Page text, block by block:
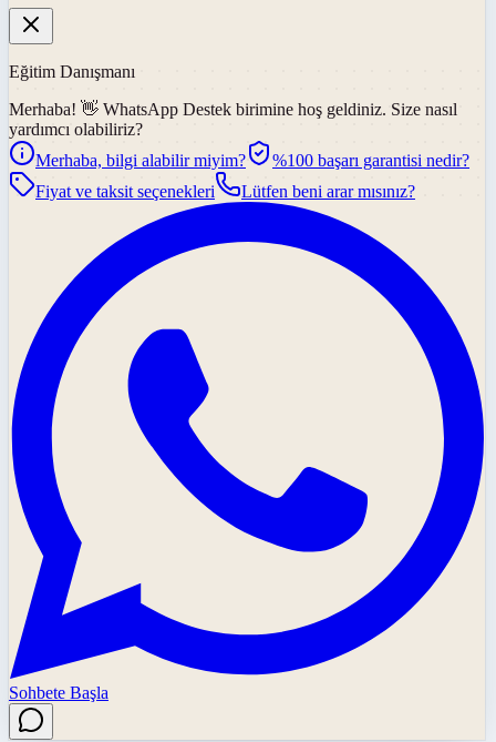
Eğitim Danışmanı
Merhaba! 👋 WhatsApp Destek birimine hoş geldiniz. Size nasıl
yardımcı olabiliriz?
Merhaba, bilgi alabilir miyim?
%100 başarı garantisi nedir?
Fiyat ve taksit seçenekleri
Lütfen beni arar mısınız?
Sohbete Başla